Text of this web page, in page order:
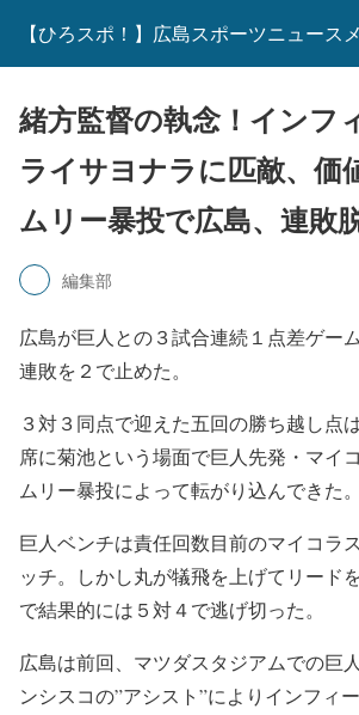
【ひろスポ！】広島スポーツニュース
緒方監督の執念！インフ
ライサヨナラに匹敵、価
ムリー暴投で広島、連敗
編集部
広島が巨人との３試合連続１点差ゲー
連敗を２で止めた。
３対３同点で迎えた五回の勝ち越し点
席に菊池という場面で巨人先発・マイ
ムリー暴投によって転がり込んできた。
巨人ベンチは責任回数目前のマイコラ
ッチ。しかし丸が犠飛を上げてリード
で結果的には５対４で逃げ切った。
広島は前回、マツダスタジアムでの巨
ンシスコの”アシスト”によりインフィ